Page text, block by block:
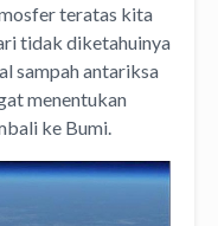
teratas kita
tidak diketahuinya
sampah antariksa
menentukan
ke Bumi.